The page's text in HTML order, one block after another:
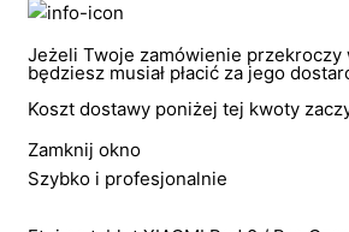
Jeżeli Twoje zamówienie przekroczy
będziesz musiał płacić za jego
Koszt dostawy poniżej tej kwoty
Zamknij okno
Szybko i profesjonalnie